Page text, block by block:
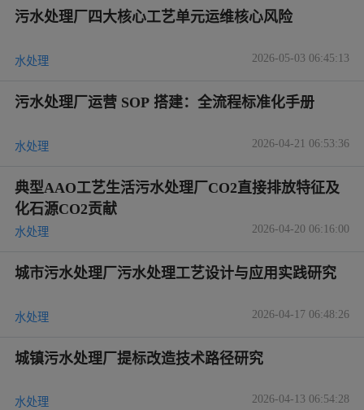
污水处理厂四大核心工艺单元运维核心风险
水处理 2026-05-03 06:45:13
污水处理厂运营 SOP 搭建：全流程标准化手册
水处理 2026-04-21 06:53:36
典型AAO工艺生活污水处理厂CO2直接排放特征及
化石源CO2贡献
水处理 2026-04-20 06:16:00
城市污水处理厂污水处理工艺设计与应用实践研究
水处理 2026-04-17 06:48:26
城镇污水处理厂提标改造技术路径研究
水处理 2026-04-13 06:54:28